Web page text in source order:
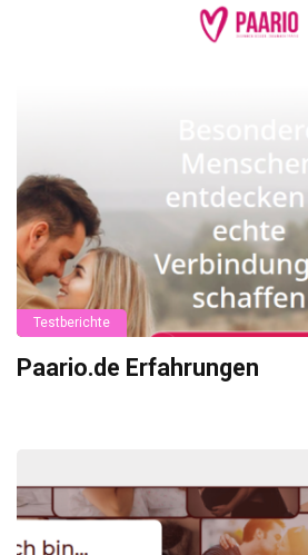
Testberichte
Paario.de Erfahrungen